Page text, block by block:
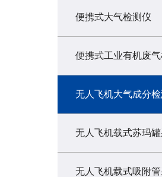
便携式大气检测仪
便携式工业有机废
无人飞机大气成分
无人飞机载式苏玛
无人飞机载式吸附